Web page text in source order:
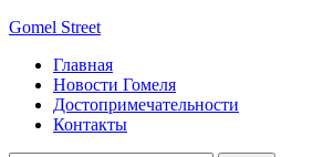
Gomel Street
Главная
Новости Гомеля
Достопримечательности
Контакты